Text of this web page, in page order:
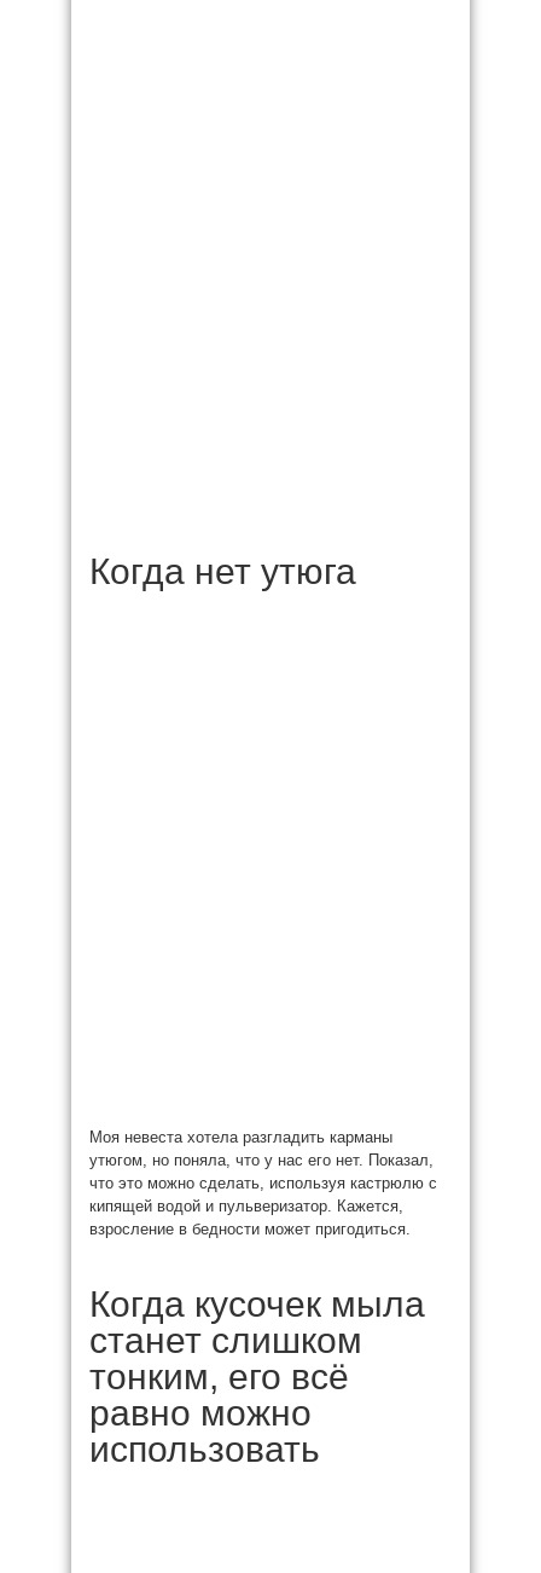
Когда нет утюга
Моя невеста хотела разгладить карманы
утюгом, но поняла, что у нас его нет. Показал,
что это можно сделать, используя кастрюлю с
кипящей водой и пульверизатор. Кажется,
взросление в бедности может пригодиться.
Когда кусочек мыла
станет слишком
тонким, его всё
равно можно
использовать